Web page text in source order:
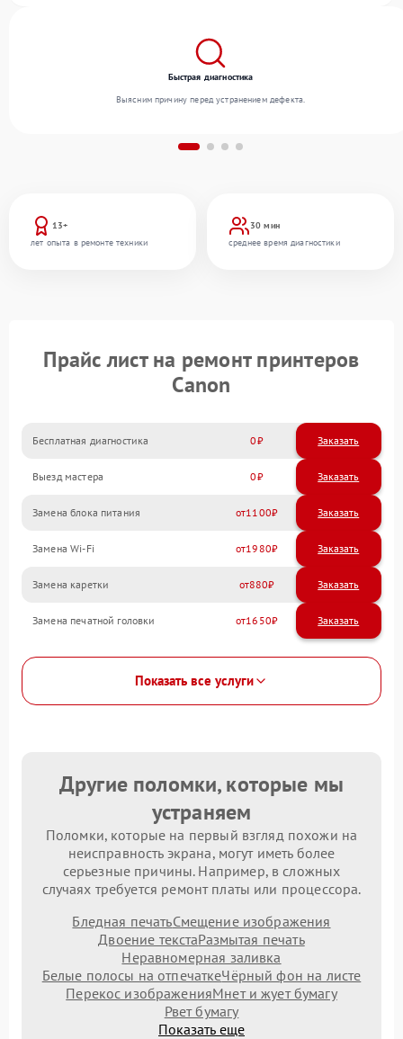
13+
лет опыта в ремонте техники
30 мин
среднее время диагностики
Быстрая диагностика
Выясним причину перед устранением дефекта.
Прайс лист на ремонт принтеров
Canon
Бесплатная диагностика 0 Заказать
Выезд мастера 0 Заказать
Замена блока питания 1100
Замена Wi-Fi 1980
Замена каретки 880
Замена печатной головки 1650
Показать все услуги
Другие поломки, которые мы
устраняем
Поломки, которые на первый взгляд похожи на
неисправность экрана, могут иметь более
серьезные причины. Например, в сложных
случаях требуется ремонт платы или процессора.
Бледная печатьСмещение изображения
Двоение текстаРазмытая печать
Неравномерная заливка
Белые полосы на отпечаткеЧёрный фон на листе
Перекос изображенияМнет и жует бумагу
Рвет бумагу
Показать еще